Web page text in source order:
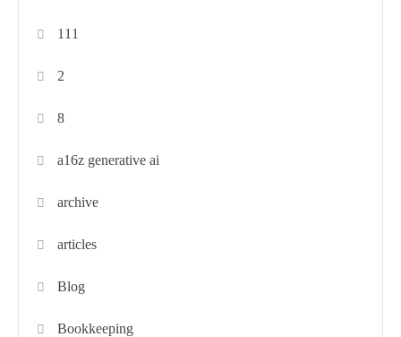
111
2
8
a16z generative ai
archive
articles
Blog
Bookkeeping